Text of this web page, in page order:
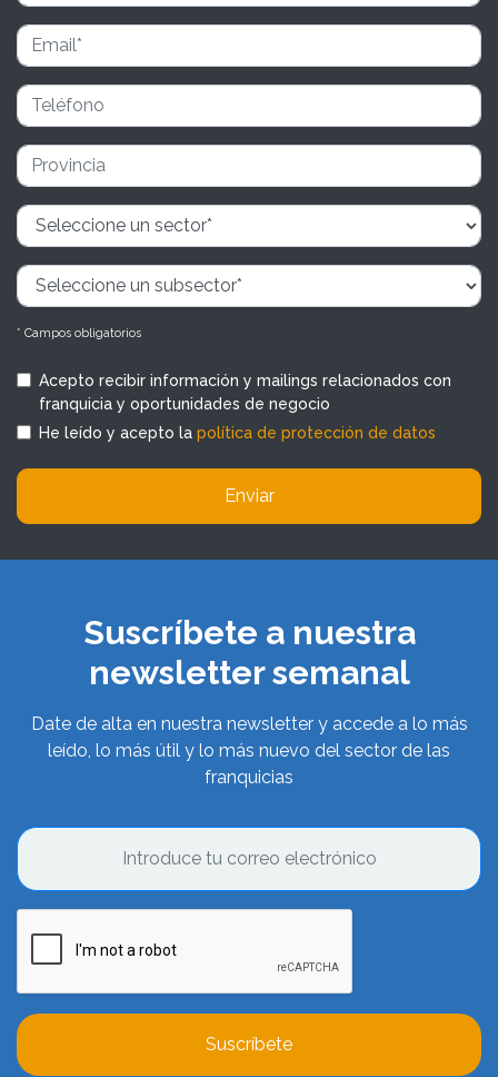
* Campos obligatorios
Acepto recibir información y mailings relacionados con
franquicia y oportunidades de negocio
He leído y acepto la política de protección de datos
Enviar
Suscríbete a nuestra
newsletter semanal
Date de alta en nuestra newsletter y accede a lo más
leído, lo más útil y lo más nuevo del sector de las
franquicias
Suscríbete